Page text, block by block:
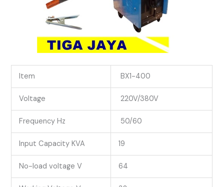
Item BX1-400
Voltage 220V/380V
Frequency Hz 50/60
Input Capacity KVA 19
No-load voltage V 64